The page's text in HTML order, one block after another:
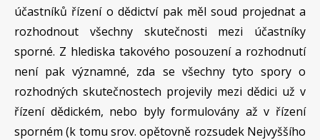
účastníků řízení o dědictví pak měl soud projednat a
rozhodnout všechny skutečnosti mezi účastníky
sporné. Z hlediska takového posouzení a rozhodnutí
není pak významné, zda se všechny tyto spory o
rozhodných skutečnostech projevily mezi dědici už v
řízení dědickém, nebo byly formulovány až v řízení
sporném (k tomu srov. opětovně rozsudek Nejvyššího